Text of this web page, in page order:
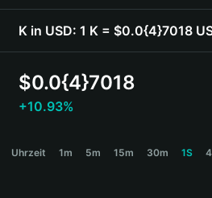
Português (Portugal)
Bahasa Indonesia
ภาษาไทย
Español
Español (Argentina)
K in USD: 1 K = $0.0{4}7018
$0.0{4}7018
+10.93%
Uhrzeit 1m 5m 15m 30m 1S